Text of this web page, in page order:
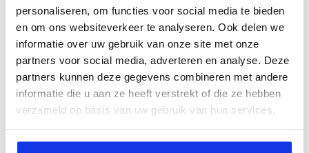
personaliseren, om functies voor social media te bieden
en om ons websiteverkeer te analyseren. Ook delen we
informatie over uw gebruik van onze site met onze
partners voor social media, adverteren en analyse. Deze
partners kunnen deze gegevens combineren met andere
informatie die u aan ze heeft verstrekt of die ze hebben
verzameld op basis van uw gebruik van hun services.
Veelgestelde vragen
Wanneer kan ik een proefrit maken?
Kan ik een auto reserveren?
Hoe weet ik of deze auto nog beschikbaar is?